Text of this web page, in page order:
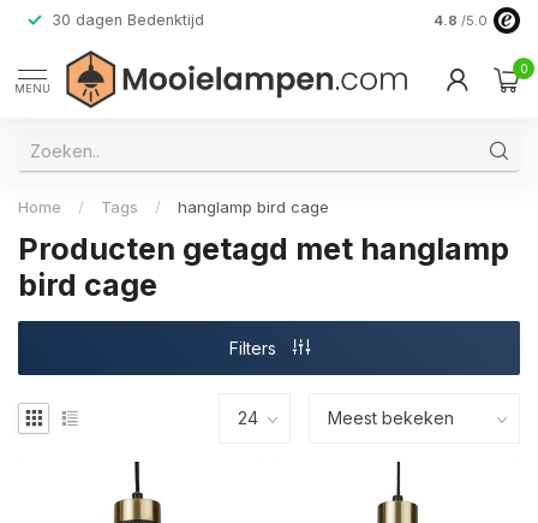
30 dagen Bedenktijd Verzending
4.8 /5.0
MENU
0
Home / Tags / hanglamp bird cage
Producten getagd met hanglamp
bird cage
Filters